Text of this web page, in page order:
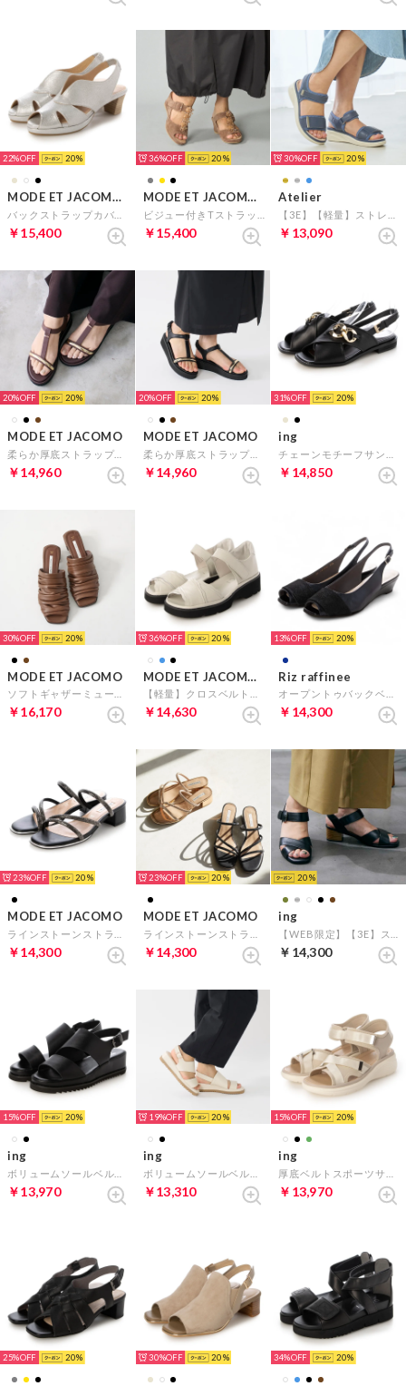
22% 20
MODE ET JACOMO D'ICI
￥15,400
36% 20
MODE ET JACOMO D'ICI
￥15,400
30% 20
Atelier
￥13,090
20% 20
MODE ET JACOMO
￥14,960
20% 20
MODE ET JACOMO
￥14,960
31% 20
ing
￥14,850
30% 20
MODE ET JACOMO
￥16,170
36% 20
MODE ET JACOMO D'ICI
￥14,630
13% 20
Riz raffinee
￥14,300
23% 20
MODE ET JACOMO
￥14,300
23% 20
MODE ET JACOMO
￥14,300
20
ing
￥14,300
15% 20
ing
￥13,970
19% 20
ing
￥13,310
15% 20
ing
￥13,970
25% 20 30% 20 34% 20